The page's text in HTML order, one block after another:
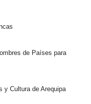
de Países para
y Cultura de Arequipa